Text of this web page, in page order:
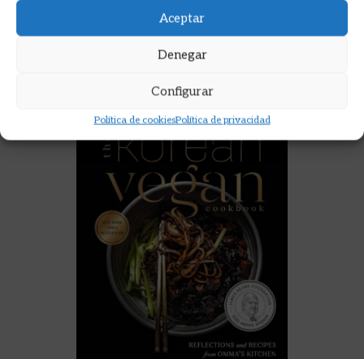
Aceptar
Denegar
Configurar
Política de cookiesPolítica de privacidad
AÑADIR AL CARRITO
REGALA ESTE PRODUCTO